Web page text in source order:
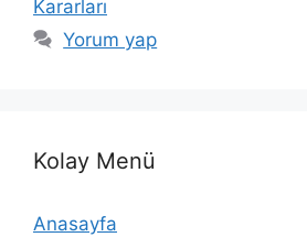
Kararları
Yorum yap
Kolay Menü
Anasayfa